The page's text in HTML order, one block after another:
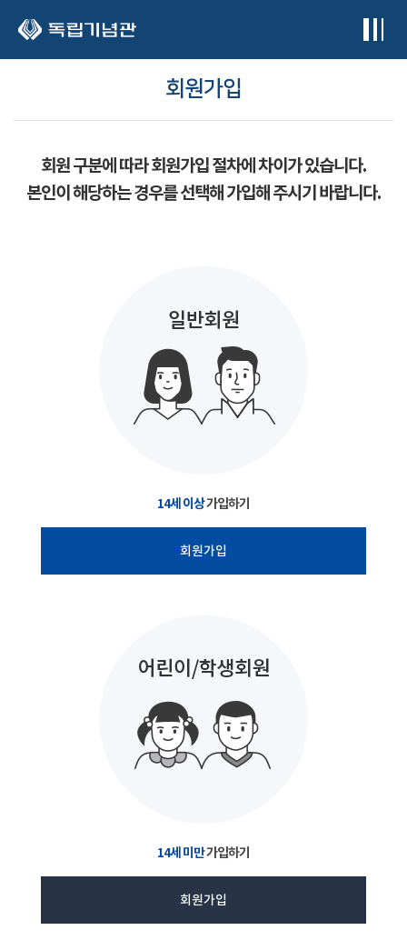
회원가입
회원 구분에 따라 회원가입 절차에 차이가 있습니다.
본인이 해당하는 경우를 선택해 가입해 주시기 바랍니다.
14세 이상가입하기
회원가입
14세 미만가입하기
회원가입